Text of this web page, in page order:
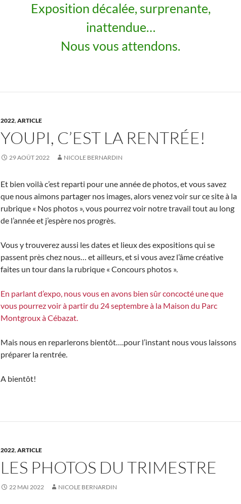
Exposition décalée, surprenante,
inattendue…
Nous vous attendons.
2022,ARTICLE
YOUPI, C’EST LA RENTRÉE!
29 AOÛT 2022 NICOLE BERNARDIN
Et bien voilà c’est reparti pour une année de photos, et vous savez
que nous aimons partager nos images, alors venez voir sur ce site à la
rubrique « Nos photos », vous pourrez voir notre travail tout au long
de l’année et j’espère nos progrès.
Vous y trouverez aussi les dates et lieux des expositions qui se
passent près chez nous… et ailleurs, et si vous avez l’âme créative
faites un tour dans la rubrique « Concours photos ».
En parlant d’expo, nous vous en avons bien sûr concocté une que
vous pourrez voir à partir du 24 septembre à la Maison du Parc
Montgroux à Cébazat.
Mais nous en reparlerons bientôt….pour l’instant nous vous laissons
préparer la rentrée.
A bientôt!
2022,ARTICLE
LES PHOTOS DU TRIMESTRE
22 MAI 2022 NICOLE BERNARDIN